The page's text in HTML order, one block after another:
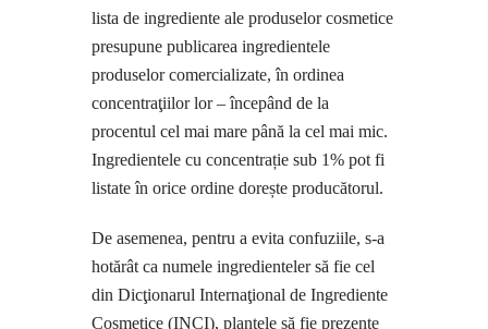
lista de ingrediente ale produselor cosmetice
presupune publicarea ingredientele
produselor comercializate, în ordinea
concentraţiilor lor – începând de la
procentul cel mai mare până la cel mai mic.
Ingredientele cu concentrație sub 1% pot fi
listate în orice ordine dorește producătorul.
De asemenea, pentru a evita confuziile, s-a
hotărât ca numele ingredienteler să fie cel
din Dicţionarul Internaţional de Ingrediente
Cosmetice (INCI), plantele să fie prezente